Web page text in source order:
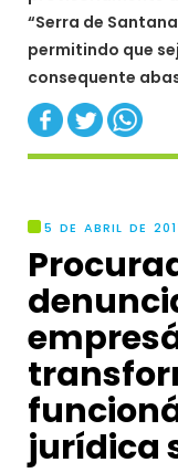
“Serra de
permitindo que
consequente
5 DE ABRIL DE
jurídica